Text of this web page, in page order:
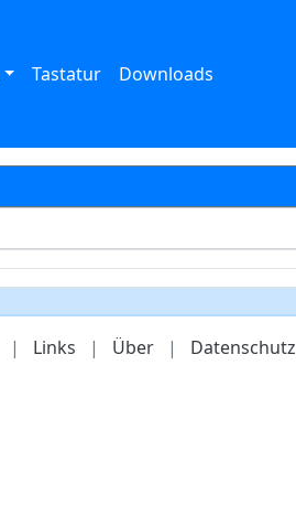
Tastatur Downloads
| Links | Über | Datenschutz